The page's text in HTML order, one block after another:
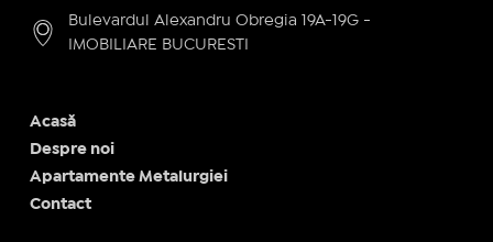
Bulevardul Alexandru Obregia 19A-19G -
IMOBILIARE BUCURESTI
Acasă
Despre noi
Apartamente Metalurgiei
Contact